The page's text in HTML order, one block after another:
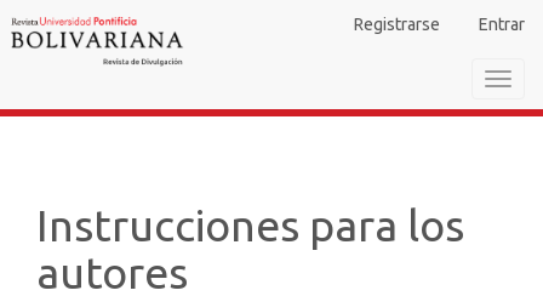
principal
Contenido
Barra
Registrarse Entrar
Instrucciones para los
autores